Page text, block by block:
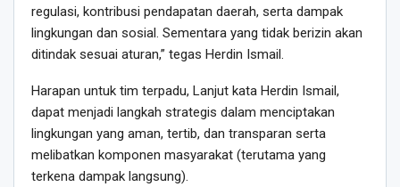
regulasi, kontribusi pendapatan daerah, serta dampak
lingkungan dan sosial. Sementara yang tidak berizin akan
ditindak sesuai aturan,” tegas Herdin Ismail.
Harapan untuk tim terpadu, Lanjut kata Herdin Ismail,
dapat menjadi langkah strategis dalam menciptakan
lingkungan yang aman, tertib, dan transparan serta
melibatkan komponen masyarakat (terutama yang
terkena dampak langsung).